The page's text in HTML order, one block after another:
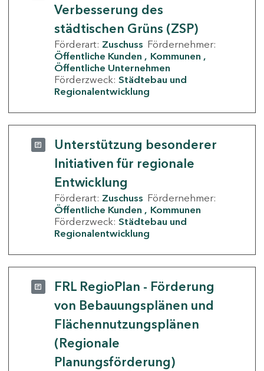
Verbesserung des
städtischen Grüns (ZSP)
Förderart: Zuschuss Fördernehmer:
Öffentliche Kunden
Kommunen
Öffentliche Unternehmen
Förderzweck: Städtebau und
Regionalentwicklung
Unterstützung besonderer
Initiativen für regionale
Entwicklung
Förderart: Zuschuss Fördernehmer:
Öffentliche Kunden
Kommunen
Förderzweck: Städtebau und
Regionalentwicklung
FRL RegioPlan - Förderung
von Bebauungsplänen und
Flächennutzungsplänen
(Regionale
Planungsförderung)